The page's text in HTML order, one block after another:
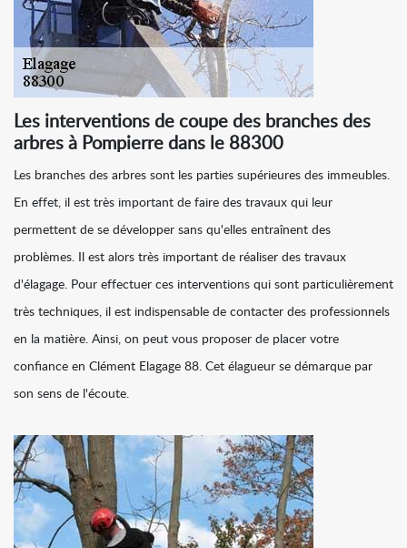
Les interventions de coupe des branches des
arbres à Pompierre dans le 88300
Les branches des arbres sont les parties supérieures des immeubles.
En effet, il est très important de faire des travaux qui leur
permettent de se développer sans qu'elles entraînent des
problèmes. Il est alors très important de réaliser des travaux
d'élagage. Pour effectuer ces interventions qui sont particulièrement
très techniques, il est indispensable de contacter des professionnels
en la matière. Ainsi, on peut vous proposer de placer votre
confiance en Clément Elagage 88. Cet élagueur se démarque par
son sens de l'écoute.